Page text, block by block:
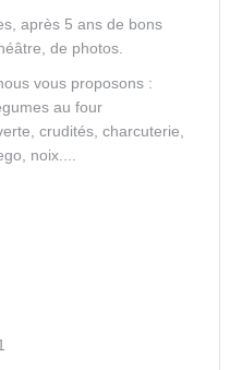
après 5 ans de bons
de photos.
vous proposons :
au four
crudités, charcuterie,
noix....